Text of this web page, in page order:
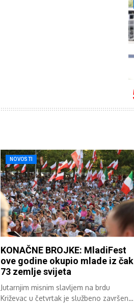
NOVOSTI
KONAČNE BROJKE: MladiFest
ove godine okupio mlade iz čak
73 zemlje svijeta
Jutarnjim misnim slavljem na brdu
Križevac u četvrtak je službeno završen